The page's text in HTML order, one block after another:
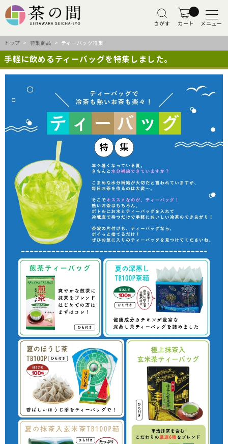
さがす カート メニュー
トップ > 特集商品 > ティーバッグ特集
手軽に飲めるティーバッグを特集しました。